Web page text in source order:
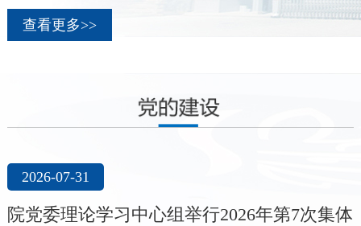
查看更多>>
2026-07-29
“追寻红色足迹，淬炼担当本色” —— 我院第